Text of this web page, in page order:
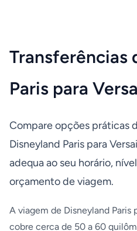
Transferências
Paris para
Compare opções práticas
Disneyland Paris para
adequa ao seu horário,
orçamento de viagem.
A viagem de Disneyland Paris
cobre cerca de 50 a 60